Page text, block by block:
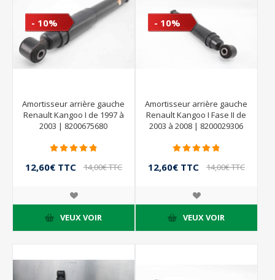
- 10%
Amortisseur arrière gauche
Renault Kangoo I de 1997 à
2003 | 8200675680
12,60€ TTC 14,00€ TTC
VEUX VOIR
- 10%
Amortisseur arrière gauche
Renault Kangoo I Fase II de
2003 à 2008 | 8200029306
12,60€ TTC 14,00€ TTC
VEUX VOIR